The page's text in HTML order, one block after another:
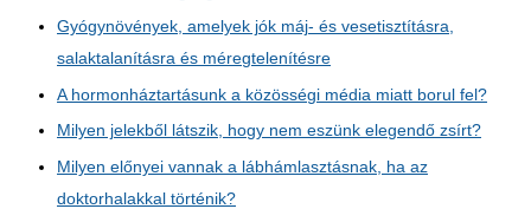
Gyógynövények, amelyek jók máj- és vesetisztításra,
salaktalanításra és méregtelenítésre
A hormonháztartásunk a közösségi média miatt borul fel?
Milyen jelekből látszik, hogy nem eszünk elegendő zsírt?
Milyen előnyei vannak a lábhámlasztásnak, ha az
doktorhalakkal történik?